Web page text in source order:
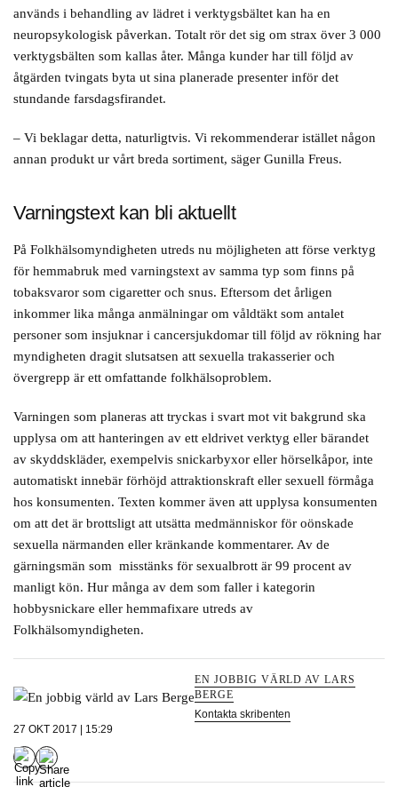
används i behandling av lädret i verktygsbältet kan ha en
neuropsykologisk påverkan. Totalt rör det sig om strax över 3 000
verktygsbälten som kallas åter. Många kunder har till följd av
åtgärden tvingats byta ut sina planerade presenter inför det
stundande farsdagsfirandet.
– Vi beklagar detta, naturligtvis. Vi rekommenderar istället någon
annan produkt ur vårt breda sortiment, säger Gunilla Freus.
Varningstext kan bli aktuellt
På Folkhälsomyndigheten utreds nu möjligheten att förse verktyg
för hemmabruk med varningstext av samma typ som finns på
tobaksvaror som cigaretter och snus. Eftersom det årligen
inkommer lika många anmälningar om våldtäkt som antalet
personer som insjuknar i cancersjukdomar till följd av rökning har
myndigheten dragit slutsatsen att sexuella trakasserier och
övergrepp är ett omfattande folkhälsoproblem.
Varningen som planeras att tryckas i svart mot vit bakgrund ska
upplysa om att hanteringen av ett eldrivet verktyg eller bärandet
av skyddskläder, exempelvis snickarbyxor eller hörselkåpor, inte
automatiskt innebär förhöjd attraktionskraft eller sexuell förmåga
hos konsumenten. Texten kommer även att upplysa konsumenten
om att det är brottsligt att utsätta medmänniskor för oönskade
sexuella närmanden eller kränkande kommentarer. Av de
gärningsmän som misstänks för sexualbrott är 99 procent av
manligt kön. Hur många av dem som faller i kategorin
hobbysnickare eller hemmafixare utreds av
Folkhälsomyndigheten.
EN JOBBIG VÄRLD AV LARS
BERGE
Kontakta skribenten
27 OKT 2017 | 15:29